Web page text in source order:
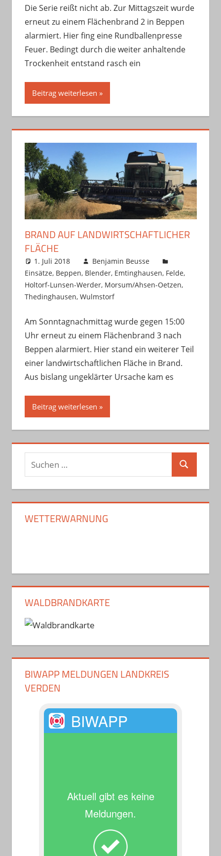
Die Serie reißt nicht ab. Zur Mittagszeit wurde
erneut zu einem Flächenbrand 2 in Beppen
alarmiert. Hier fing eine Rundballenpresse
Feuer. Bedingt durch die weiter anhaltende
Trockenheit entstand rasch ein
Beitrag weiterlesen
BRAND AUF LANDWIRTSCHAFTLICHER
FLÄCHE
1. Juli 2018
Benjamin Beusse
Einsätze, Beppen, Blender, Emtinghausen, Felde,
Holtorf-Lunsen-Werder, Morsum/Ahsen-Oetzen,
Thedinghausen, Wulmstorf
Am Sonntagnachmittag wurde gegen 15:00
Uhr erneut zu einem Flächenbrand 3 nach
Beppen alarmiert. Hier stand ein weiterer Teil
einer landwirtschaftlichen Fläche in Brand.
Aus bislang ungeklärter Ursache kam es
Beitrag weiterlesen
Suchen
nach:
Suchen
WETTERWARNUNG
WALDBRANDKARTE
BIWAPP MELDUNGEN LANDKREIS
VERDEN
BIWAPP
Aktuell gibt es keine
Meldungen.